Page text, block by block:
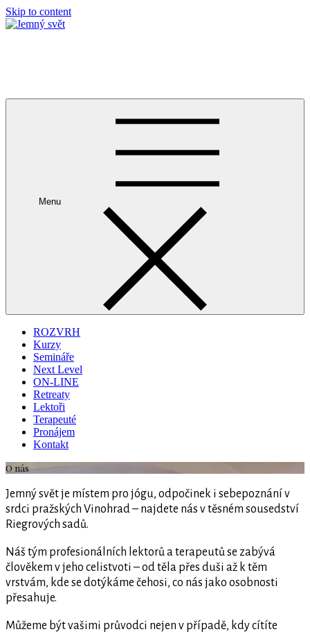
Skip to content
Menu
ROZVRH
Kurzy
Semináře
Next Level
ON-LINE
Retreaty
Lektoři
Terapeuté
Pronájem
Kontakt
O nás
Jemný svět je místem pro jógu, odpočinek i sebepoznání v
srdci pražských Vinohrad – najdete nás v těsném sousedství
Riegrových sadů.
Náš tým profesionálních lektorů a terapeutů se zabývá
člověkem v jeho celistvoti – od těla přes duši až k těm
vrstvám, kde se dotýkáme čehosi, co nás jako osobnosti
přesahuje.
Můžeme být vašimi průvodci nejen v případě, kdy cítíte